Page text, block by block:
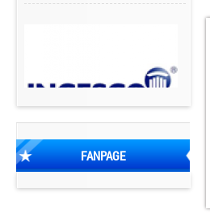
FANPAGE